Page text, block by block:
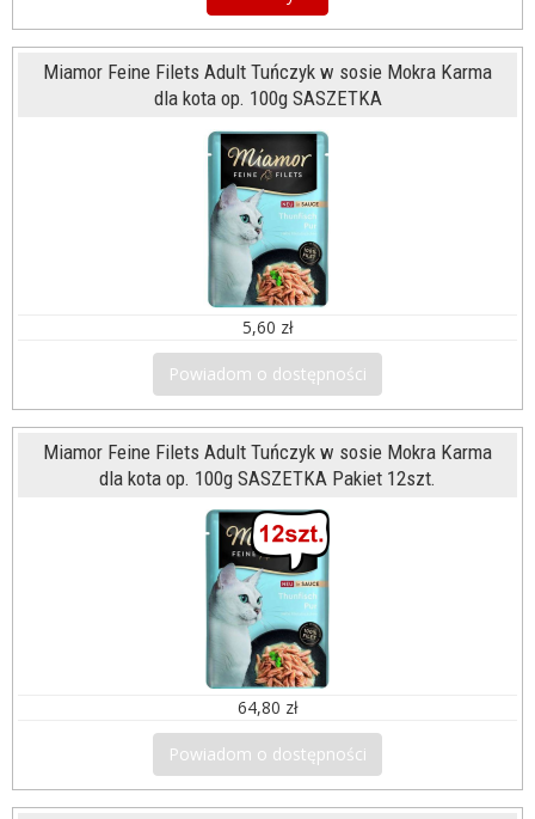
Miamor Feine Filets Adult Tuńczyk w sosie Mokra Karma
dla kota op. 100g SASZETKA
5,60 zł
Powiadom o dostępności
Miamor Feine Filets Adult Tuńczyk w sosie Mokra Karma
dla kota op. 100g SASZETKA Pakiet 12szt.
64,80 zł
Powiadom o dostępności